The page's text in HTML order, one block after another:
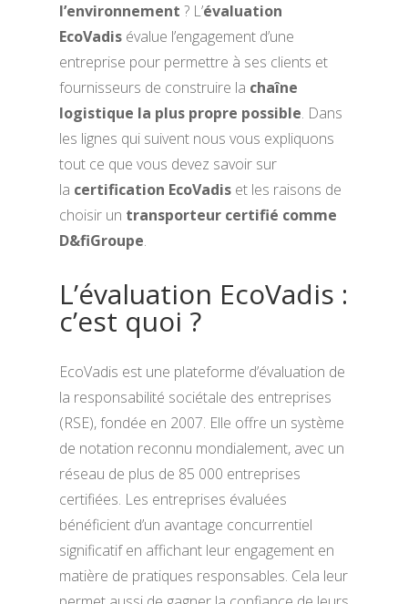
l’environnement ? L’évaluation
EcoVadisévalue l’engagement d’une
entreprise pour permettre à ses clients et
fournisseurs de construire la chaîne
logistique la plus propre possible. Dans
les lignes qui suivent nous vous expliquons
tout ce que vous devez savoir sur
la certification EcoVadiset les raisons de
choisir un transporteur certifié comme
D&fiGroupe.
L’évaluation EcoVadis :
c’est quoi ?
EcoVadis est une plateforme d’évaluation de
la responsabilité sociétale des entreprises
(RSE), fondée en 2007. Elle offre un système
de notation reconnu mondialement, avec un
réseau de plus de 85 000 entreprises
certifiées. Les entreprises évaluées
bénéficient d’un avantage concurrentiel
significatif en affichant leur engagement en
matière de pratiques responsables. Cela leur